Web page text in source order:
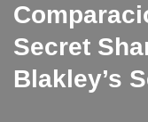
Secret
Blakley’s